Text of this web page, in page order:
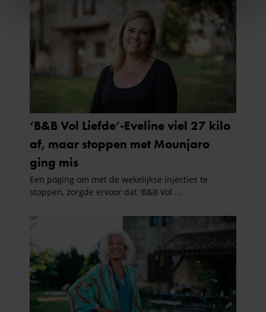
We gebruiken cookies om content en advertenties te
personaliseren, om functies voor social media te bieden
en om ons websiteverkeer te analyseren. Ook delen we
informatie over uw gebruik van onze site met onze
partners voor social media, adverteren en analyse. Deze
partners kunnen deze gegevens combineren met andere
gaat akkoord met onze cookies als u onze website blijft
gebruiken.